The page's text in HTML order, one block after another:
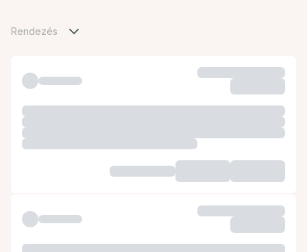
Rendezés